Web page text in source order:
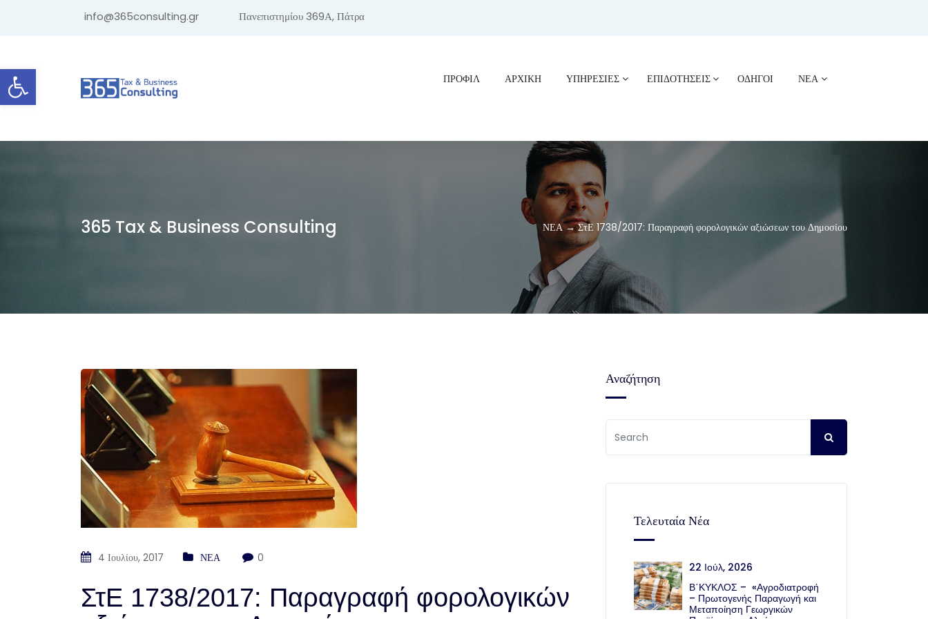
Ανοίξτε τη γραμμή εργαλείων
info@365consulting.gr Πανεπιστημίου 369Α, Πάτρα
ΠΡΟΦΊΛ ΑΡΧΙΚΗ ΥΠΗΡΕΣΙΕΣ ΕΠΙΔΟΤΗΣΕΙΣ ΟΔΗΓΟΙ ΝΕΑ
365 Tax & Business Consulting ΝΕΑ → ΣτΕ 1738/2017: Παραγραφή φορολογικών αξιώσεων του Δημοσίου
4 Ιουλίου, 2017 ΝΕΑ 0
ΣτΕ 1738/2017: Παραγραφή φορολογικών
Αναζήτηση
Τελευταία Νέα
22 Ιούλ, 2026
Β΄ΚΥΚΛΟΣ – «Αγροδιατροφή
– Πρωτογενής Παραγωγή και
Μεταποίηση Γεωργικών